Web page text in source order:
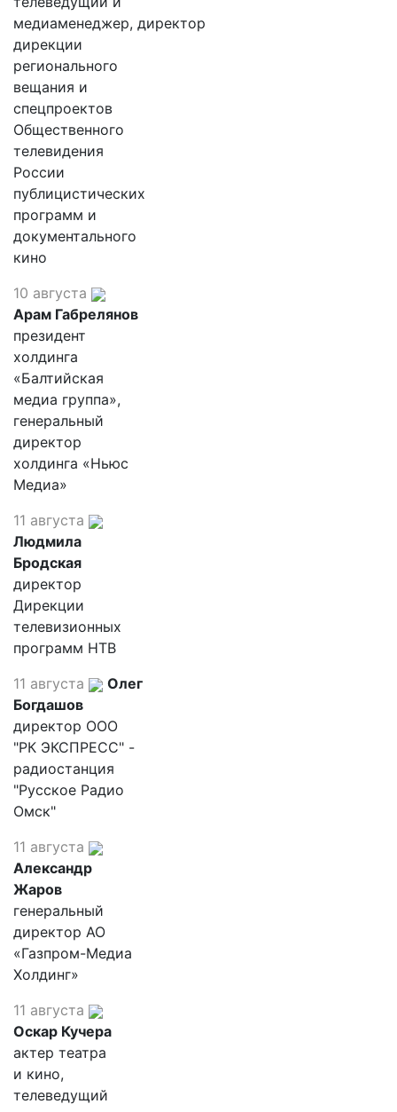
медиаменеджер, директор
дирекции
регионального
вещания и
спецпроектов
Общественного
телевидения
России
публицистических
программ и
документального
кино
10 августа
Арам Габрелянов
президент
холдинга
«Балтийская
медиа группа»,
генеральный
директор
холдинга «Ньюс
Медиа»
11 августа
Людмила
Бродская
директор
Дирекции
телевизионных
программ НТВ
11 августа
Олег
Богдашов
директор ООО
"РК ЭКСПРЕСС" -
радиостанция
"Русское Радио
Омск"
11 августа
Александр
Жаров
генеральный
директор АО
«Газпром-Медиа
Холдинг»
11 августа
Оскар Кучера
актер театра
и кино,
телеведущий